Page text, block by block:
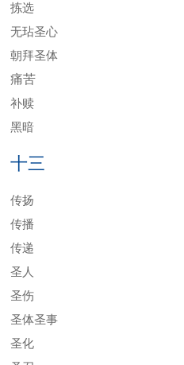
拣选
无玷圣心
朝拜圣体
痛苦
补赎
黑暗
十三
传扬
传播
传递
圣人
圣伤
圣体圣事
圣化